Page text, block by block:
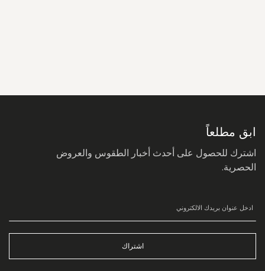
ابق مطلعاً
اشترك للحصول على أحدث أخبار الطقوس والعروض
الحصرية.
اشتراك